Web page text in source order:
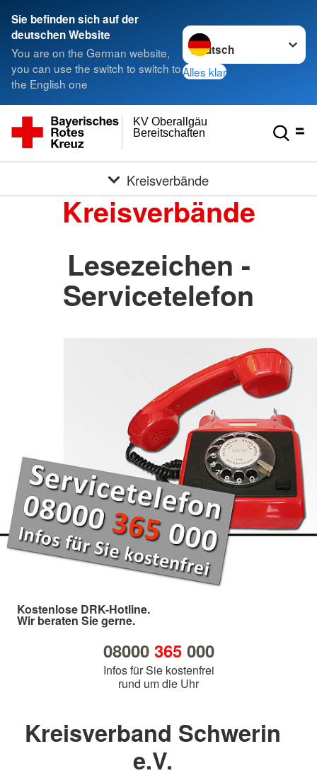
Sie befinden sich auf der
deutschen Website
You are on the German website,
you can use the switch to switch to
the English one
Sprache wechseln zu
Alles klar
Bereitschaften
KV Oberallgäu
Kreisverbände
Kreisverbände
Lesezeichen -
Servicetelefon
Kostenlose DRK-Hotline.
Wir beraten Sie gerne.
08000 365000
Infos für Sie kostenfrei
rund um die Uhr
Kreisverband Schwerin
e.V.